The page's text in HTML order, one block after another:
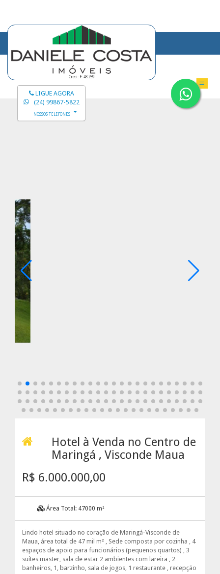
Creci: F: 43.259
LIGUE AGORA
(24) 99867-5822
NOSSOS TELEFONES
Hotel à Venda no Centro de
Maringá , Visconde Maua
R$ 6.000.000,00
Área Total: 47000 m²
Lindo hotel situado no coração de Maringá-Visconde de
Maua, área total de 47 mil m² , Sede composta por cozinha , 4
espaços de apoio para funcionários (pequenos quartos) , 3
suítes master, sala de estar 2 ambientes com lareira , 2
banheiros, 1, barzinho, sala de jogos, 1 restaurante , recepção